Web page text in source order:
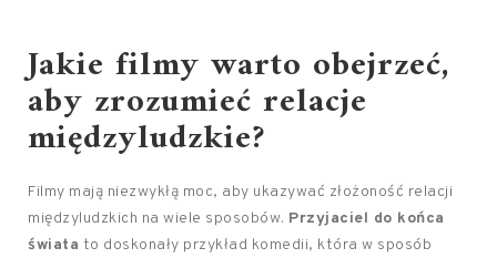
Jakie filmy warto obejrzeć,
aby zrozumieć relacje
międzyludzkie?
Filmy mają niezwykłą moc, aby ukazywać złożoność relacji
międzyludzkich na wiele sposobów. Przyjaciel do końca
świata to doskonały przykład komedii, która w sposób